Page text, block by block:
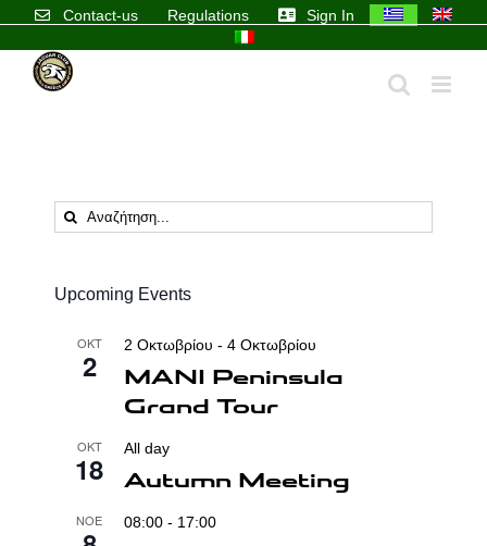
content
Contact-us Regulations Sign In
Αναζήτηση
...
Upcoming Events
ΟΚΤ
2
2 Οκτωβρίου - 4 Οκτωβρίου
MANI Peninsula
Grand Tour
ΟΚΤ
18
All day
Autumn Meeting
ΝΟΈ 08:00 - 17:00